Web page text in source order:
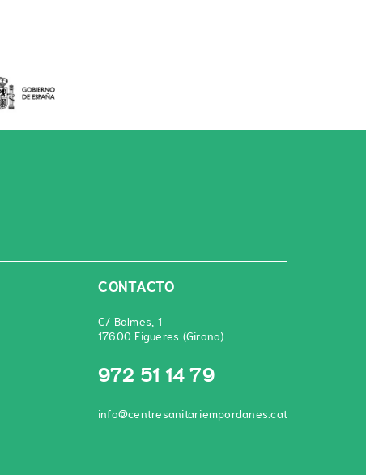
CONTACTO
C/ Balmes, 1
17600 Figueres (Girona)
972 51 14 79
info@centresanitariempordanes.cat